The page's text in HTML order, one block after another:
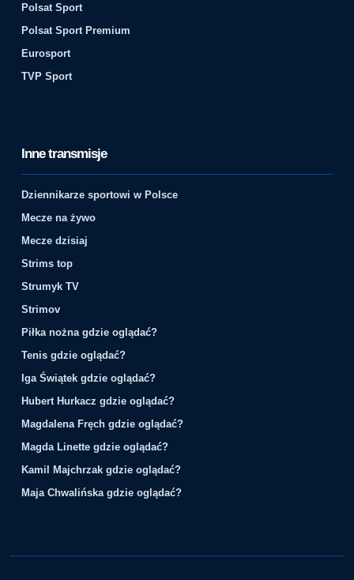
Polsat Sport
Polsat Sport Premium
Eurosport
TVP Sport
Inne transmisje
Dziennikarze sportowi w Polsce
Mecze na żywo
Mecze dzisiaj
Strims top
Strumyk TV
Strimov
Piłka nożna gdzie oglądać?
Tenis gdzie oglądać?
Iga Świątek gdzie oglądać?
Hubert Hurkacz gdzie oglądać?
Magdalena Fręch gdzie oglądać?
Magda Linette gdzie oglądać?
Kamil Majchrzak gdzie oglądać?
Maja Chwalińska gdzie oglądać?